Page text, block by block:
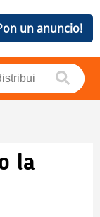
un anuncio!
la